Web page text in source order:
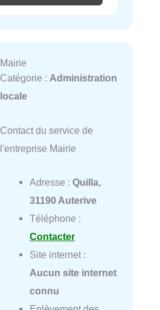
Mairie
Catégorie : Administration
locale
Contact du service de
l'entreprise Mairie
Adresse : Quilla,
31190 Auterive
Téléphone :
Contacter
Site internet :
Aucun site internet
connu